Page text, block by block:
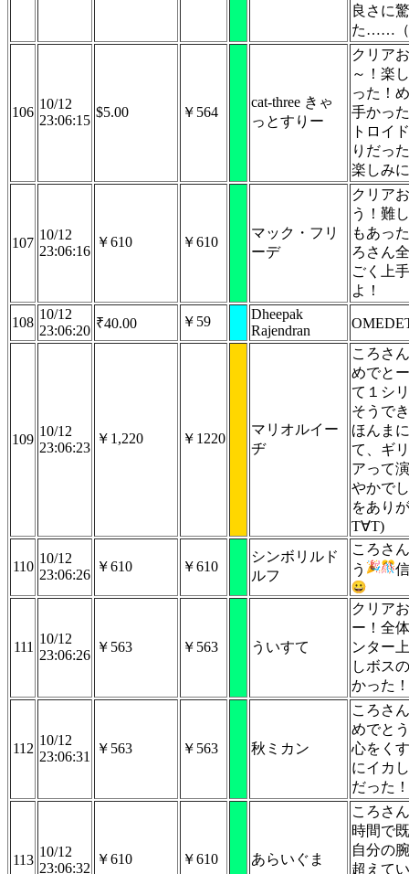
良さに
た……
106
10/12
23:06:15
$5.00 ￥564
cat-three きゃ
っとすりー
クリア
～！楽
った！
手かっ
トロイ
りだっ
楽しみ
107
10/12
23:06:16
￥610 ￥610
マック・フリ
ーデ
クリア
う！難
もあっ
ろさん
ごく上
よ！
108
10/12
23:06:20 ₹40.00 ￥59
Dheepak
Rajendran
109
10/12
23:06:23
￥1,220 ￥1220
マリオルイー
ヂ
ころさ
めでと
て１シ
そうで
ほんま
て、ギ
アって
やかで
をあり
T∀T)
110
10/12
23:06:26
￥610 ￥610
シンボリルド
ルフ
ころさ
う
111
10/12
23:06:26
￥563 ￥563 ういすて
クリア
ー！全
ンター
しボス
かった！
112
10/12
23:06:31
￥563 ￥563 秋ミカン
ころさ
めでと
心をく
にイカ
だった
113
10/12
23:06:32
￥610 ￥610 あらいぐま
ころさ
時間で
自分の
超えて